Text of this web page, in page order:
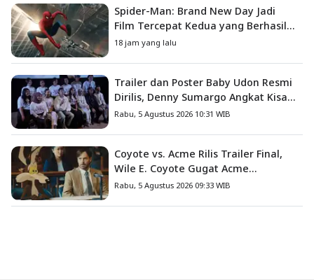
Spider-Man: Brand New Day Jadi
Film Tercepat Kedua yang Berhasil
Tembus US$1 Miliar
18 jam yang lalu
Trailer dan Poster Baby Udon Resmi
Dirilis, Denny Sumargo Angkat Kisah
Nyata Fanny Kondoh
Rabu, 5 Agustus 2026 10:31 WIB
Coyote vs. Acme Rilis Trailer Final,
Wile E. Coyote Gugat Acme
Corporation ke Pengadilan
Rabu, 5 Agustus 2026 09:33 WIB